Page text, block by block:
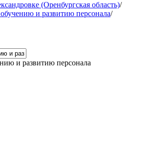
(Оренбургская область)/
и развитию персонала/
и развитию персонала